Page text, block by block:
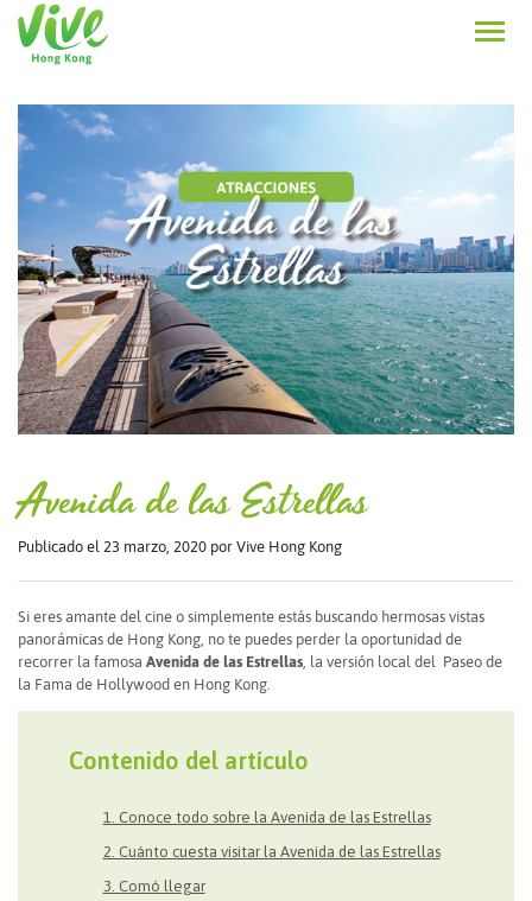
Avenida de las Estrellas
Publicado el 23 marzo, 2020 por Vive Hong Kong
Si eres amante del cine o simplemente estás buscando hermosas vistas
panorámicas de Hong Kong, no te puedes perder la oportunidad de
recorrer la famosa Avenida de las Estrellas , la versión local del Paseo de
la Fama de Hollywood en Hong Kong.
Contenido del artículo
1. Conoce todo sobre la Avenida de las Estrellas
2. Cuánto cuesta visitar la Avenida de las Estrellas
3. Comó llegar